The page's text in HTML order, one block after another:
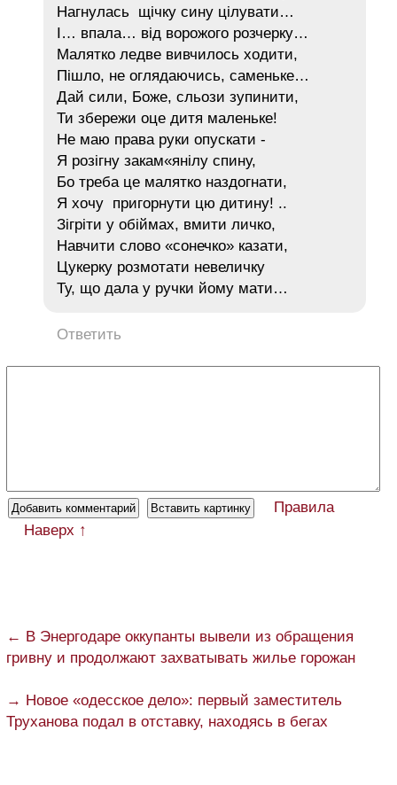
Нагнулась щічку сину цілувати…
І… впала… від ворожого розчерку…
Малятко ледве вивчилось ходити,
Пішло, не оглядаючись, саменьке…
Дай сили, Боже, сльози зупинити,
Ти збережи оце дитя маленьке!
Не маю права руки опускати -
Я розігну закам«янілу спину,
Бо треба це малятко наздогнати,
Я хочу пригорнути цю дитину! ..
Зігріти у обіймах, вмити личко,
Навчити слово «сонечко» казати,
Цукерку розмотати невеличку
Ту, що дала у ручки йому мати…
Ответить
Правила
Наверх ↑
← В Энергодаре оккупанты вывели из обращения
гривну и продолжают захватывать жилье горожан
→ Новое «одесское дело»: первый заместитель
Труханова подал в отставку, находясь в бегах